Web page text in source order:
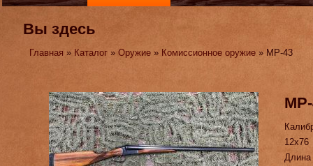
Вы здесь
Главная » Каталог »Оружие » Комиссионное оружие » МР-43
12х76